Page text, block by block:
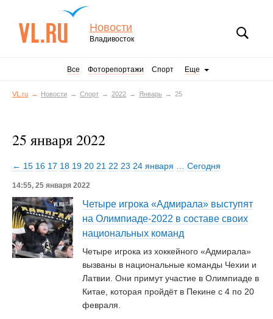
Новости
Владивосток
Все Фоторепортажи Спорт Еще
VL.ru Новости Спорт 2022 Январь 25
25 января 2022
← 15 16 17 18 19 20 21 22 23 24 января Сегодня
14:55, 25 января 2022
Четыре игрока «Адмирала» выступят
на Олимпиаде-2022 в составе своих
национальных команд
Четыре игрока из хоккейного «Адмирала»
вызваны в национальные команды Чехии и
Латвии. Они примут участие в Олимпиаде в
Китае, которая пройдёт в Пекине с 4 по 20
февраля.